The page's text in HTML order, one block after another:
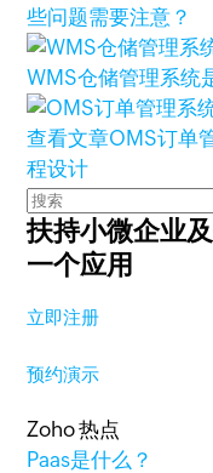
些问题需要注意？
WMS仓储管理系统
查看文章OMS订单
程设计
扶持小微企业
一个应用
立即注册
预约演示
Zoho 热点
Paas是什么？